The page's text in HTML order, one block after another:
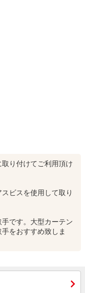
り付けてご利用頂け
ビスを使用して取り
です。大型カーテン
をおすすめ致しま